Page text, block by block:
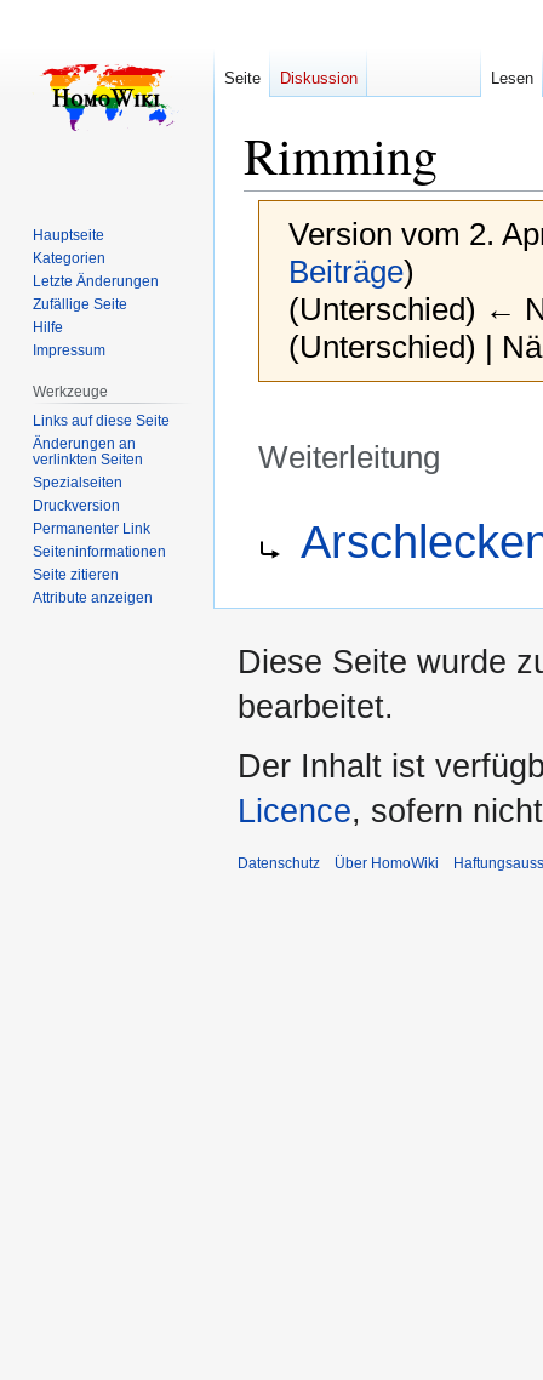
Rimming
Version vom 2.
Beiträge)
(Unterschied) ←
(Unterschied) |
Weiterleitung
Navigation
springen
springen
Seite Diskussion Lesen
Hauptseite
Kategorien
Letzte Änderungen
Zufällige Seite
Hilfe
Impressum
Werkzeuge
Links auf diese Seite
Änderungen an
verlinkten Seiten
Spezialseiten
Druckversion
Permanenter Link
Seiten­­informationen
Seite zitieren
Attribute anzeigen
Diese Seite wurde
bearbeitet.
Der Inhalt ist
Licence, sofern
Datenschutz Über HomoWiki